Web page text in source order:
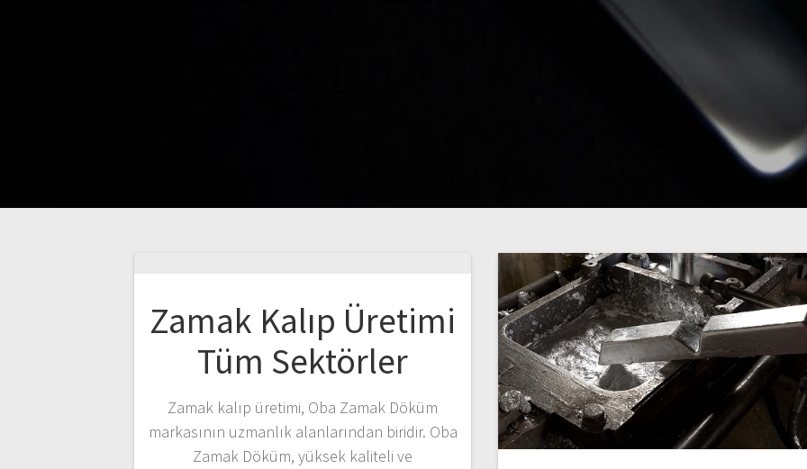
Zamak Kalıp Üretimi
Tüm Sektörler
Zamak kalıp üretimi, Oba Zamak Döküm
markasının uzmanlık alanlarından biridir. Oba
Zamak Döküm, yüksek kaliteli ve